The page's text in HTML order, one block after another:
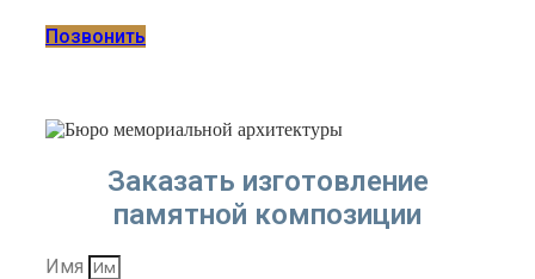
Позвонить
Заказать изготовление
памятной композиции
Имя